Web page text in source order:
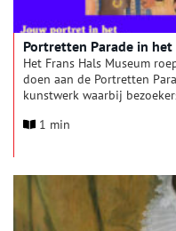
Portretten Parade in het
Het Frans Hals Museum
doen aan de Portretten
kunstwerk waarbij
van de tentoonstelling
de beroemde 16de- en
Hollandse elite toonden,
veelzijdiger beeld zien
provincie.
1 min